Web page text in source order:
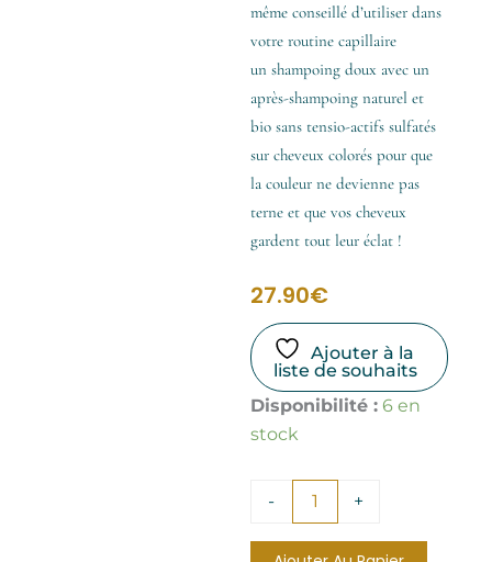
même conseillé d’utiliser dans
votre routine capillaire
un shampoing doux avec un
après-shampoing naturel et
bio sans tensio-actifs sulfatés
sur cheveux colorés pour que
la couleur ne devienne pas
terne et que vos cheveux
gardent tout leur éclat !
27.90€
Ajouter à la
liste de souhaits
Disponibilité : 6 en
stock
-
quantité
de
Après-
certifié
Bio
Argan
+